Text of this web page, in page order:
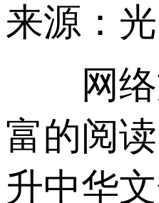
来源：
网络文
富的阅
升中华